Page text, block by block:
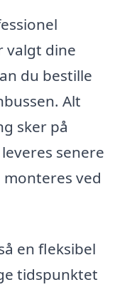
valgt dine
du bestille
Alt
sker på
senere
ved
en fleksibel
tidspunktet